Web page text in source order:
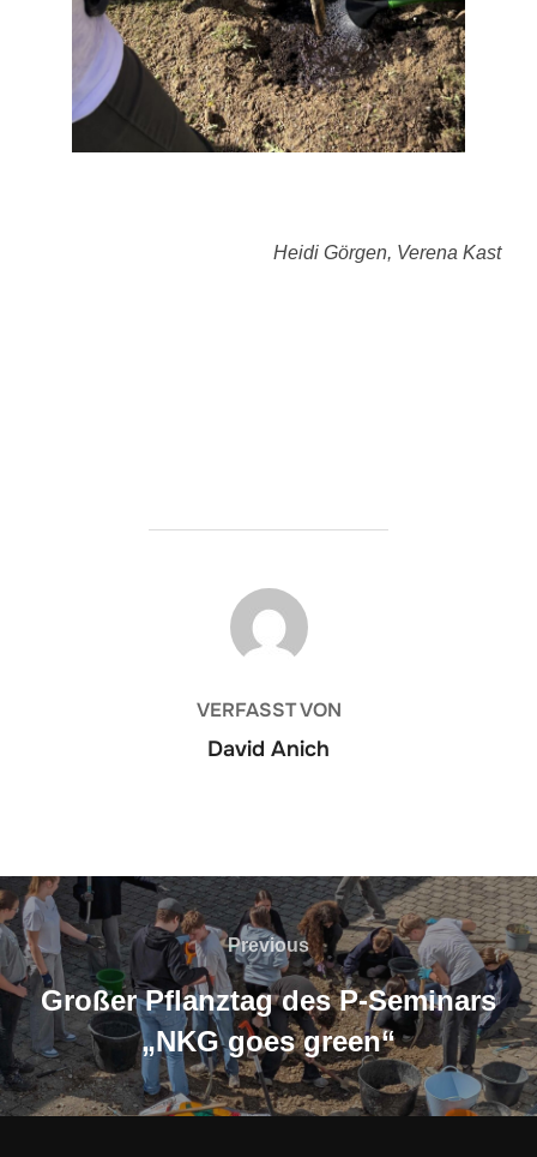
Heidi Görgen, Verena Kast
BEITRAGSAUTOR
VERFASST VON
David Anich
Beitragsnavigation
Previous
Previous
Großer Pflanztag des P-Seminars
„NKG goes green“